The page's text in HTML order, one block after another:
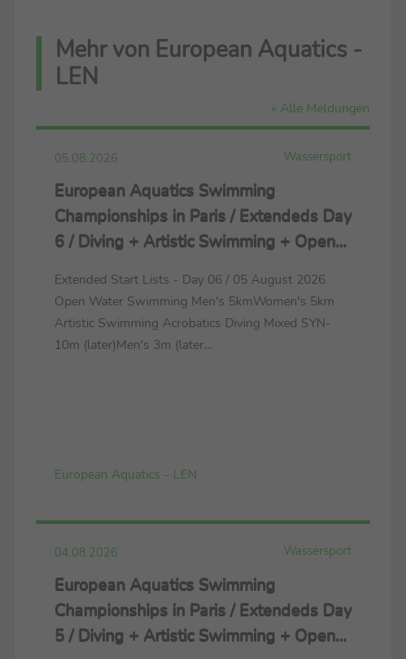
Mehr von European Aquatics -
LEN
» Alle Meldungen
05.08.2026 Wassersport
European Aquatics Swimming
Championships in Paris / Extendeds Day
6 / Diving + Artistic Swimming + Open
Extended Start Lists - Day 06 / 05 August 2026
Open Water Swimming Men's 5kmWomen's 5km
Artistic Swimming Acrobatics Diving Mixed SYN-
10m (later)Men's 3m (later...
European Aquatics - LEN
04.08.2026 Wassersport
European Aquatics Swimming
Championships in Paris / Extendeds Day
5 / Diving + Artistic Swimming + Open